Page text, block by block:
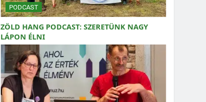
PODCAST
ZÖLD HANG PODCAST: SZERETÜNK NAGY
LÁPON ÉLNI